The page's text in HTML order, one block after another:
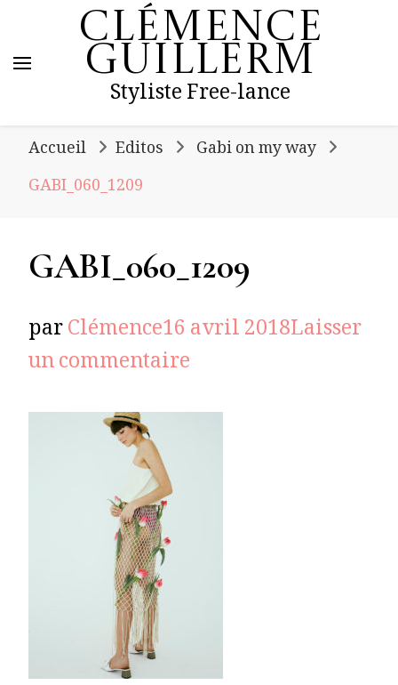
Clémence
Guillerm
Styliste Free-lance
Accueil Editos
Gabi on my way
GABI_060_1209
GABI_060_1209
parClémence16 avril 2018Laisser
un commentaire